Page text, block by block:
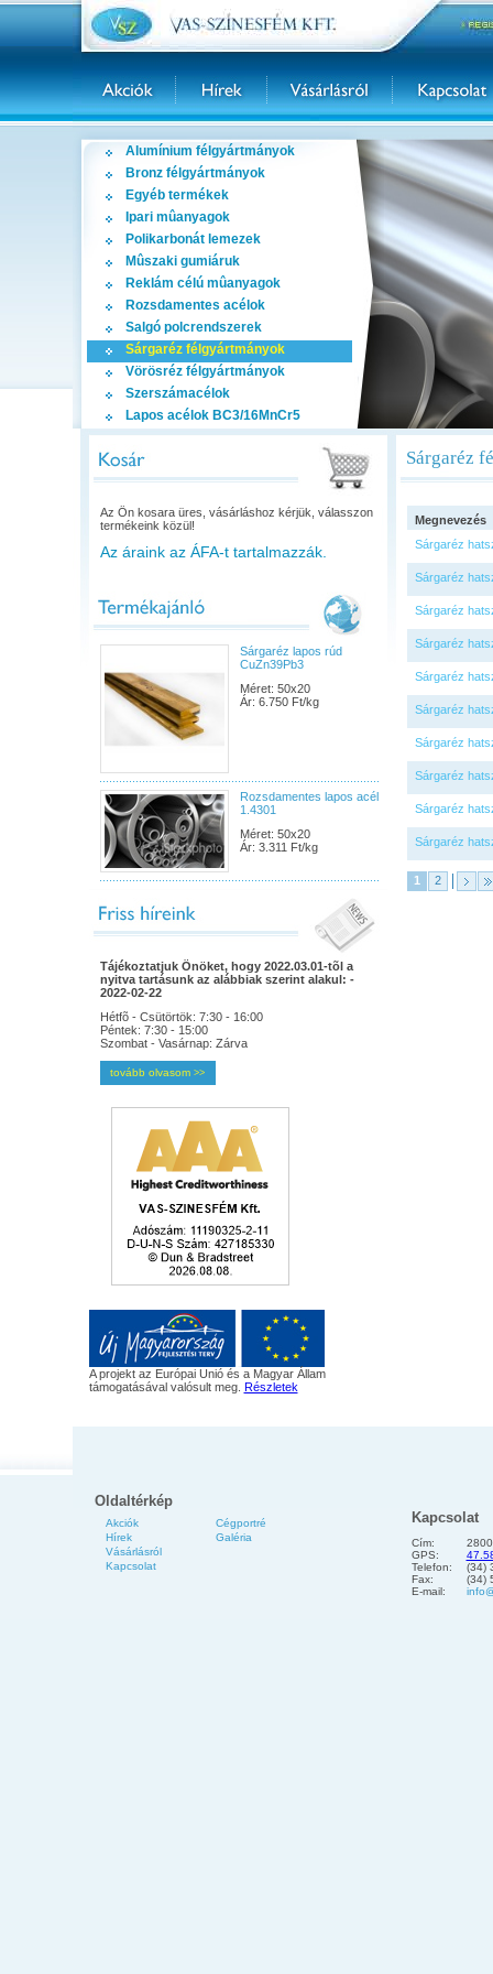
Alumínium félgyártmányok
Bronz félgyártmányok
Egyéb termékek
Ipari mûanyagok
Polikarbonát lemezek
Mûszaki gumiáruk
Reklám célú mûanyagok
Rozsdamentes acélok
Salgó polcrendszerek
Sárgaréz félgyártmányok
Vörösréz félgyártmányok
Szerszámacélok
Lapos acélok BC3/16MnCr5
Az Ön kosara üres, vásárláshoz kérjük, válasszon
termékeink közül!
Az áraink az ÁFA-t tartalmazzák.
Sárgaréz lapos rúd
CuZn39Pb3
Méret: 50x20
Ár: 6.750 Ft/kg
Rozsdamentes lapos acél
1.4301
Méret: 50x20
Ár: 3.311 Ft/kg
Tájékoztatjuk Önöket, hogy 2022.03.01-tõl a
nyitva tartásunk az alábbiak szerint alakul: -
2022-02-22
Hétfõ - Csütörtök: 7:30 - 16:00
Péntek: 7:30 - 15:00
Szombat - Vasárnap: Zárva
tovább olvasom >>
A projekt az Európai Unió és a Magyar Állam
támogatásával valósult meg. Részletek
Sárgaréz
Megnevezés
Sárgaréz
Sárgaréz
Sárgaréz
Sárgaréz
Sárgaréz
Sárgaréz
Sárgaréz
Sárgaréz
Sárgaréz
Sárgaréz
1 2
Oldaltérkép
Akciók
Hírek
Vásárlásról
Kapcsolat
Cégportré
Galéria
Kapcsolat
Cím:
GPS:
Telefon:
(34)
Fax:
(34)
E-mail: